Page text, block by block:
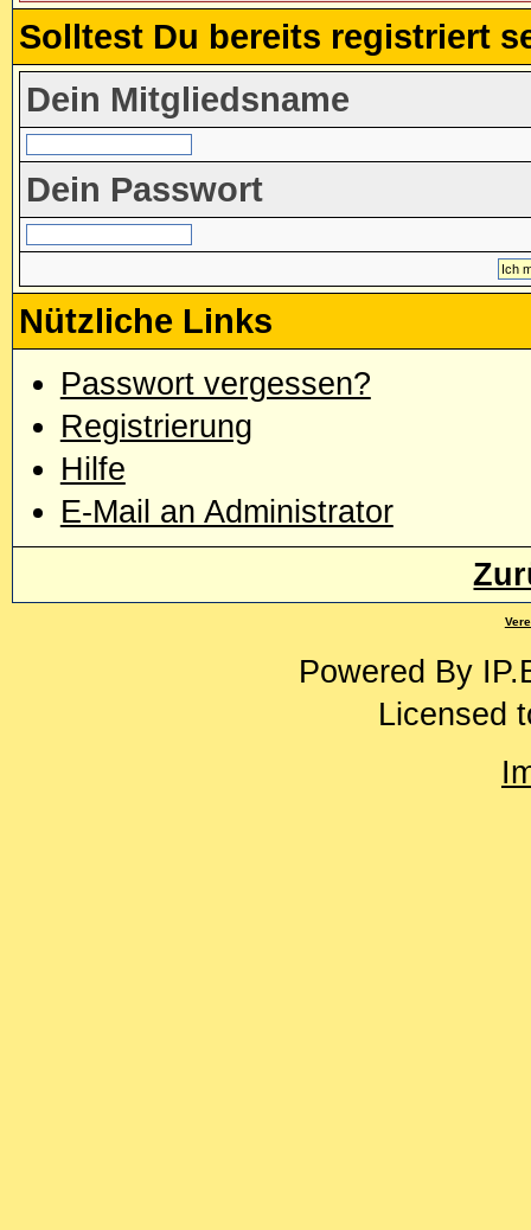
Solltest Du bereits registriert
Dein Mitgliedsname
Dein Passwort
Nützliche Links
Passwort vergessen?
Registrierung
Hilfe
E-Mail an Administrator
Powered By
Licensed